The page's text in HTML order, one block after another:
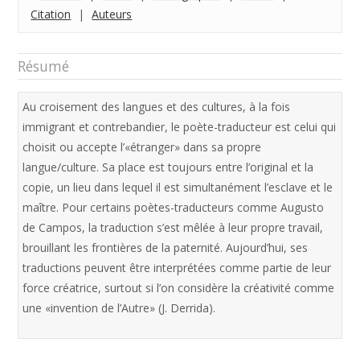
Citation
| Auteurs
Résumé
Au croisement des langues et des cultures, à la fois
immigrant et contrebandier, le poète-traducteur est celui qui
choisit ou accepte l’«étranger» dans sa propre
langue/culture. Sa place est toujours entre l’original et la
copie, un lieu dans lequel il est simultanément l’esclave et le
maître. Pour certains poètes-traducteurs comme Augusto
de Campos, la traduction s’est mêlée à leur propre travail,
brouillant les frontières de la paternité. Aujourd’hui, ses
traductions peuvent être interprétées comme partie de leur
force créatrice, surtout si l’on considère la créativité comme
une «invention de l’Autre» (J. Derrida).